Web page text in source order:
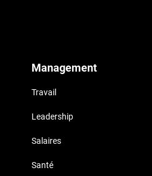
Management
Travail
Leadership
Salaires
Santé